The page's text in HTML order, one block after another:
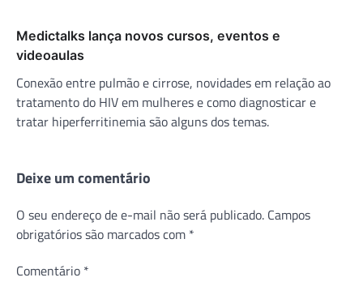
Medictalks lança novos cursos, eventos e
videoaulas
Conexão entre pulmão e cirrose, novidades em relação ao
tratamento do HIV em mulheres e como diagnosticar e
tratar hiperferritinemia são alguns dos temas.
Deixe um comentário
O seu endereço de e-mail não será publicado. Campos
obrigatórios são marcados com *
Comentário *